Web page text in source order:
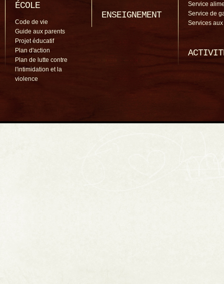
ÉCOLE
Code de vie
Guide aux parents
Projet éducatif
Plan d'action
Plan de lutte contre
l'intimidation et la
violence
ENSEIGNEMENT
Service
Service de
Services